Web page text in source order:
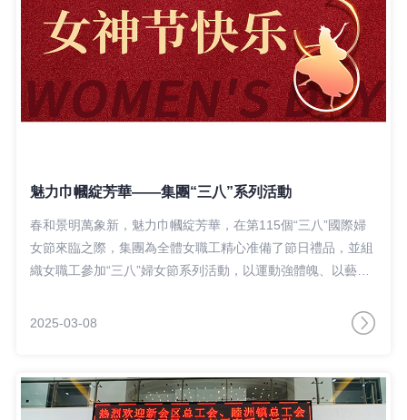
魅力巾幗綻芳華——集團“三八”系列活動
春和景明萬象新，魅力巾幗綻芳華，在第115個“三八”國際婦
女節來臨之際，集團為全體女職工精心准備了節日禮品，並組
織女職工參加“三八”婦女節系列活動，以運動強體魄、以藝術
共度健康愉悅的節日時光。
2025-03-08